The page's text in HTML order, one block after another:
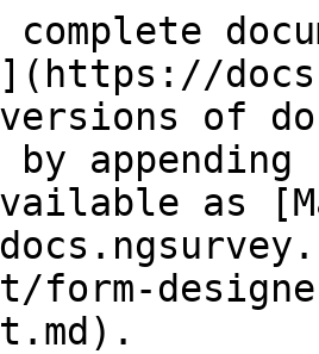
versions of
as
form-